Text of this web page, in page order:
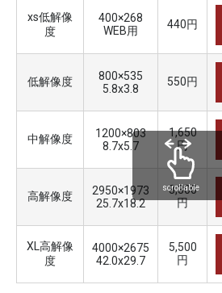
xs低解像
度
400×268
WEB用
440円
低解像度
800×535
5.8x3.8
550円
中解像度
1200×803
8.7x5.7
1,650
円
高解像度
2950×1973
25.7x18.2
3,300
円
XL高解像
度
4000×2675
42.0x29.7
5,500
円
scrollable